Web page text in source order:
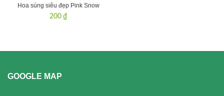
Hoa súng siêu đẹp Pink Snow
200 ₫
GOOGLE MAP